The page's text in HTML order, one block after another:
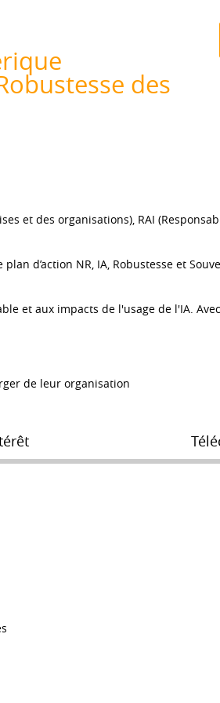
des
et des organisations), RAI
d’action NR, IA, Robustesse et
et aux impacts de l'usage de l'IA.
de leur organisation